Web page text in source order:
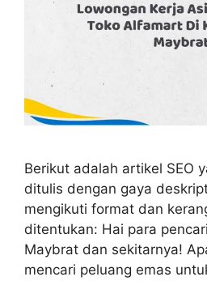
Berikut adalah artikel SEO
ditulis dengan gaya
mengikuti format dan
ditentukan: Hai para
Maybrat dan sekitarnya!
mencari peluang emas